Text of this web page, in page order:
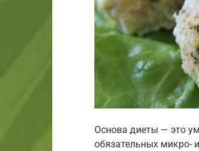
Основа диеты — это
обязательных микро-